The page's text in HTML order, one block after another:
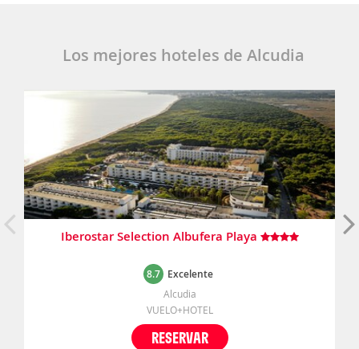
Los mejores hoteles de Alcudia
Iberostar Selection Albufera Playa
8.7 Excelente
Alcudia
VUELO+HOTEL
RESERVAR